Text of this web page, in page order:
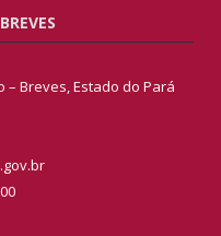
– Breves, Estado do Pará